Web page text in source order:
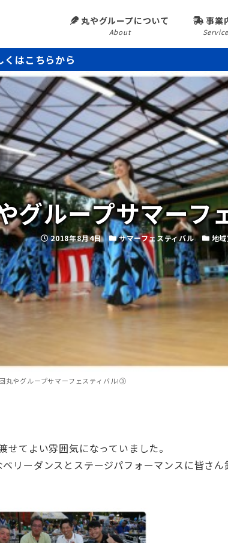
丸やグループについて
About
事業
くはこちらから
グループサマー
2018年8月4日 サマーフェスティバル 地
丸やグループサマーフェスティバル!③
てよい雰囲気になっていました。
リーダンスとステージパフォーマンスに皆さん